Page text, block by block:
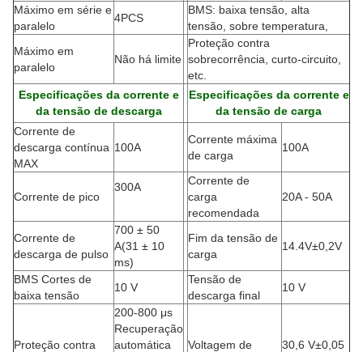
Máximo em série e
paralelo
4PCS
BMS: baixa tensão, alta
tensão, sobre temperatura,
Máximo em
paralelo
Não há limite
Proteção contra
sobrecorrência, curto-circuito,
etc.
Especificações da corrente e
da tensão de descarga
Especificações da corrente e
da tensão de carga
Corrente de
descarga contínua
MAX
100A
Corrente máxima
de carga
100A
Corrente de pico
300A
Corrente de
carga
recomendada
20A - 50A
Corrente de
descarga de pulso
700 ± 50
A(31 ± 10
ms)
Fim da tensão de
carga
14.4V±0,2V
BMS Cortes de
baixa tensão
10 V
Tensão de
descarga final
10 V
Proteção contra
200-800 μs
Recuperação
automática
Voltagem de
30,6 V±0,05